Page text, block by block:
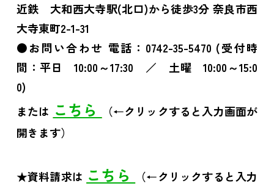
近鉄 大和西大寺駅(北口)から徒歩3分 奈良市西
大寺東町2-1-31
●お問い合わせ 電話：0742-35-5470 (受付時
間：平日 10:00～17:30 ／ 土曜 10:00～15:0
0)
または こちら
（←クリックすると入力画面が
開きます）
★資料請求は こちら
（←クリックすると入力